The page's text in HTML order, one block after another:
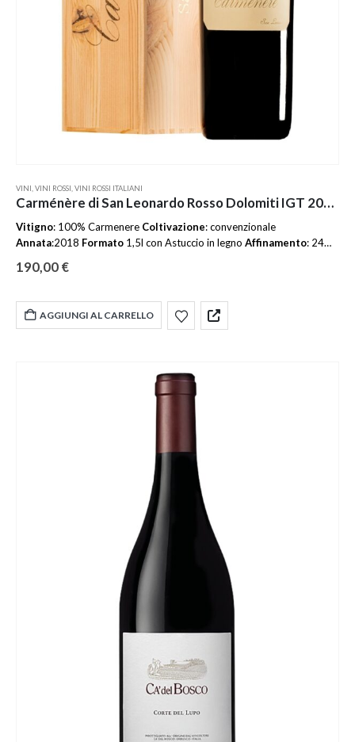
VINI VINI ROSSI VINI ROSSI ITALIANI
Carménère di San Leonardo Rosso Dolomiti IGT 2018 MAGNUM in cassetta di legno
Vitigno: 100% Carmenere Coltivazione: convenzionale
Annata:2018 Formato 1,5l con Astuccio in legno Affinamento: 24
Servirea : 18‑20 °C
190,00 €
AGGIUNGI AL CARRELLO